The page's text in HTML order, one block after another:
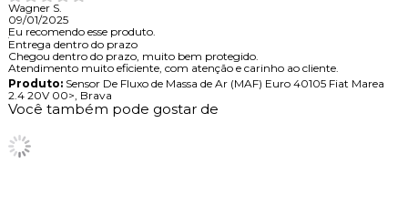
Wagner S.
09/01/2025
Eu recomendo esse produto.
Entrega dentro do prazo
Chegou dentro do prazo, muito bem protegido.
Atendimento muito eficiente, com atenção e carinho ao cliente.
Produto:Sensor De Fluxo de Massa de Ar (MAF) Euro 40105 Fiat Marea
2.4 20V 00>, Brava
Você também pode gostar de